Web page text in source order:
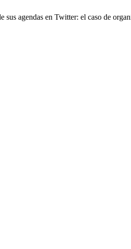
agendas en Twitter: el caso de